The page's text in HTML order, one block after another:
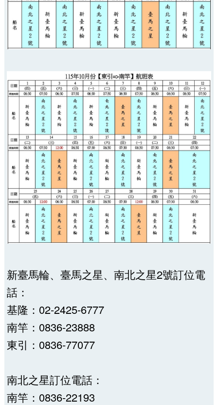
新臺馬輪、臺馬之星、南北之星2號訂位電
話：
基隆：02-2425-6777
南竿：0836-23888
東引：0836-77077
南北之星訂位電話：
南竿：0836-22193